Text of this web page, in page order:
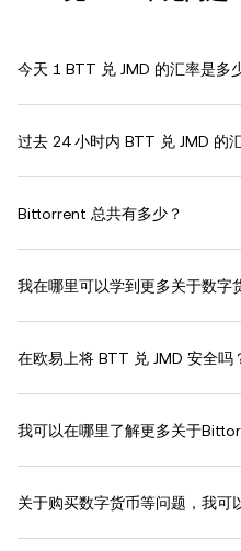
今天 1 BTT 兑 JMD 的汇率是多
过去 24 小时内 BTT 兑 JMD 的
Bittorrent 总共有多少？
我在哪里可以学到更多关于数字
在欧易上将 BTT 兑 JMD 安全吗
我可以在哪里了解更多关于
关于购买数字货币等问题，我可